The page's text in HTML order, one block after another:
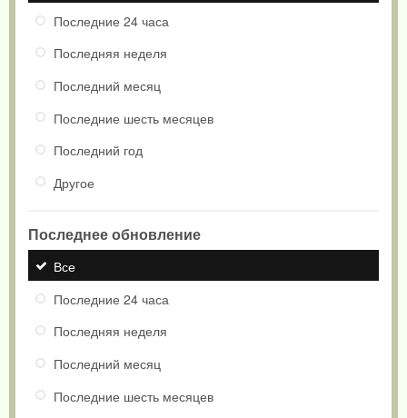
Последние 24 часа
Последняя неделя
Последний месяц
Последние шесть месяцев
Последний год
Другое
Последнее обновление
Все
Последние 24 часа
Последняя неделя
Последний месяц
Последние шесть месяцев